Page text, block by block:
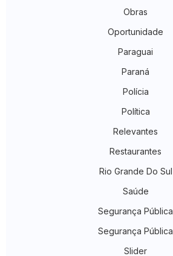
Obras
Oportunidade
Paraguai
Paraná
Polícia
Política
Relevantes
Restaurantes
Rio Grande Do Sul
Saúde
Segurança Pública
Segurança Pública
Slider